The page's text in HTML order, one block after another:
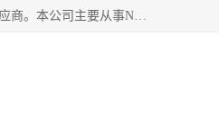
湖州恩斯凯工业技术有限公司位于湖州长兴，公司作为机械零部件以及多个品牌工业零配件专业集成供应商。本公司主要从事NSK进口轴承、SKF进口轴承、FAG进口轴承、NTN进口轴承、国产轴承：ZWZ、HRB、C&U轴承外球面轴承、导轨、丝杠、滑块、 润滑油、工业皮带及其他工业零部件的销售.